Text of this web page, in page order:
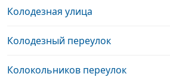
Колодезная улица
Колодезный переулок
Колокольников переулок